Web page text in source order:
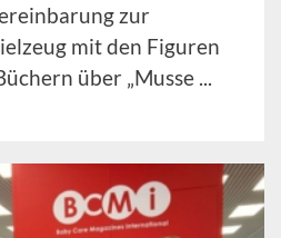
zur
mit den Figuren
über „Musse ...